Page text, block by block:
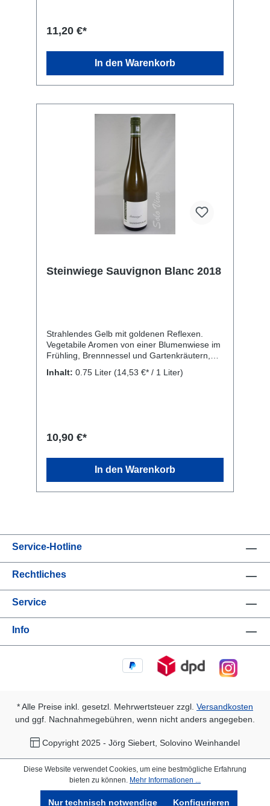
Fruchtkörper. Alltagswein, zu kurzgebratenem
Innereien, geräucherten und luftgetrockneten
Schinkenspezialitäten. Kellerei: WEINGUT
11,20 €*
In den Warenkorb
Steinwiege Sauvignon Blanc 2018
Strahlendes Gelb mit goldenen Reflexen.
Vegetabile Aromen von einer Blumenwiese im
Frühling, Brennnessel und Gartenkräutern,
Pampelmuse, Maracuja, Litschifleisch und -
Alltags- und Sommerwein, zu Ziegenkäse,
früchten, Flussfischen. Kellerei: WEINGUT
RAINER SCHNAITMANN, Untertürkheimer
Inhalt: 0.75 Liter (14,53 €* / 1 Liter)
10,90 €*
In den Warenkorb
Service-Hotline
Rechtliches
Service
Info
* Alle Preise inkl. gesetzl. Mehrwertsteuer zzgl. Versandkosten
und ggf. Nachnahmegebühren, wenn nicht anders angegeben.
Copyright 2025 - Jörg Siebert, Solovino Weinhandel
Diese Website verwendet Cookies, um eine bestmögliche Erfahrung
bieten zu können. Mehr Informationen ...
Nur technisch notwendige Konfigurieren